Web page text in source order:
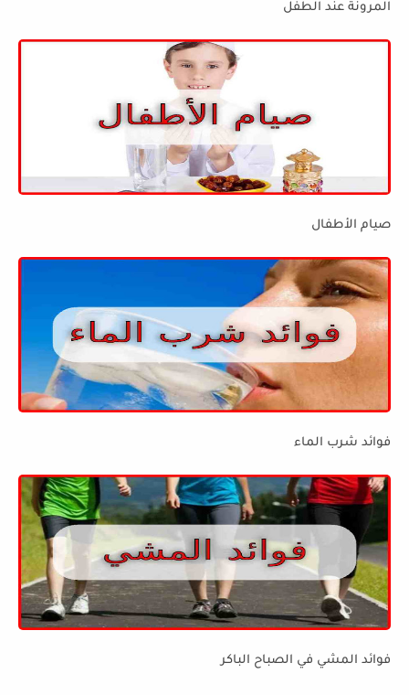
المرونة عند الطفل
صيام الأطفال
فوائد شرب الماء
فوائد المشي في الصباح الباكر